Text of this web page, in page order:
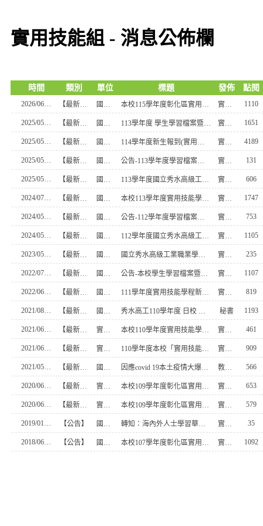
實用技能組 - 消息公佈欄
時間 類別 單位 標題 發佈 點閱
2026/06/11 【最新消息】 國立秀水高級工業職業學校 本校115學年度彰化區實用技能學程輔導分發 錄取學生榜單 實技組長 1110
2025/05/14 【最新消息】 國立秀水高級工業職業學校 113學年度 學生學習檔案暨跨領域學習成果競賽 獲獎名單 實技組長 1651
2025/05/13 【最新消息】 國立秀水高級工業職業學校 114學年度新生報到(實用技能學程)說明 實技組長 4189
2025/05/13 【最新消息】 國立秀水高級工業職業學校 公告-113學年度學習檔案暨跨領域學習成果競賽第二輪入選名單 實技組長 131
2025/05/06 【最新消息】 國立秀水高級工業職業學校 113學年度國立秀水高級工業職業學校 學生學習檔案暨跨領域學習成果競賽與分享實施計畫 實技組長 606
2024/07/15 【最新消息】 國立秀水高級工業職業學校 本校113學年度實用技能學程續招-報名注意事項 實技組長 1747
2024/05/21 【最新消息】 國立秀水高級工業職業學校 公告-112學年度學習檔案暨跨領域學習成果競賽第二輪入選名單 實技組長 753
2024/05/07 【最新消息】 國立秀水高級工業職業學校 112學年度國立秀水高級工業職業學校 學生學習檔案暨跨領域學習成果競賽與分享實施計畫 實技組長 1105
2023/05/05 【最新消息】 國立秀水高級工業職業學校 國立秀水高級工業職業學校 學生學習檔案暨跨領域學習成果競賽與分享實施計畫 實技組長 235
2022/07/15 【最新消息】 國立秀水高級工業職業學校 公告-本校學生學習檔案暨跨領域學習成果競賽成績 實技組長 1107
2022/06/22 【最新消息】 國立秀水高級工業職業學校 111學年度實用技能學程新生報到注意事項 實技組長 819
2021/08/16 【最新消息】 國立秀水高級工業職業學校 秀水高工110學年度 日校 新生學用品辦理流程 秘書 1193
2021/06/28 【最新消息】 實用技能組 本校110學年度實用技能學程續招事宜 實技組長 461
2021/06/18 【最新消息】 實用技能組 110學年度本校「實用技能學程」已報到確定名單 實技組長 909
2021/05/18 【最新消息】 國立秀水高級工業職業學校 因應covid 19本土疫情大爆發教育部宣布自5月19日起至5月28日止，全國各級學校及公私立幼兒園停止到校上課相關事宜-更新 教務主任 566
2020/06/08 【最新消息】 實用技能組 本校109學年度彰化區實用技能學程錄取學生報到事宜 實技組長 653
2020/06/08 【最新消息】 實用技能組 本校109學年度彰化區實用技能學程分發結果 實技組長 579
2019/01/16 【公告】 國立秀水高級工業職業學校 轉知：海內外人士學習華語文免費線上課程。 實技組長 35
2018/06/11 【公告】 國立秀水高級工業職業學校 本校107學年度彰化區實用技能學程輔導分發榜單 實技組長 1092